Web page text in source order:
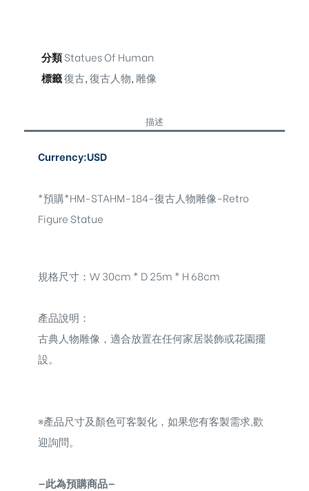
分類Statues Of Human
標籤復古,復古人物, 雕像
描述
Currency:USD
*預購*HM-STAHM-184-復古人物雕像-Retro
Figure Statue
規格尺寸：W 30cm * D 25m * H 68cm
產品說明：
古典人物雕像， 適合放置在任何家居裝飾或花園擺
設。
※產品尺寸及顏色可客製化，如果您有客製需求,歡
迎詢問。
—此為預購商品—